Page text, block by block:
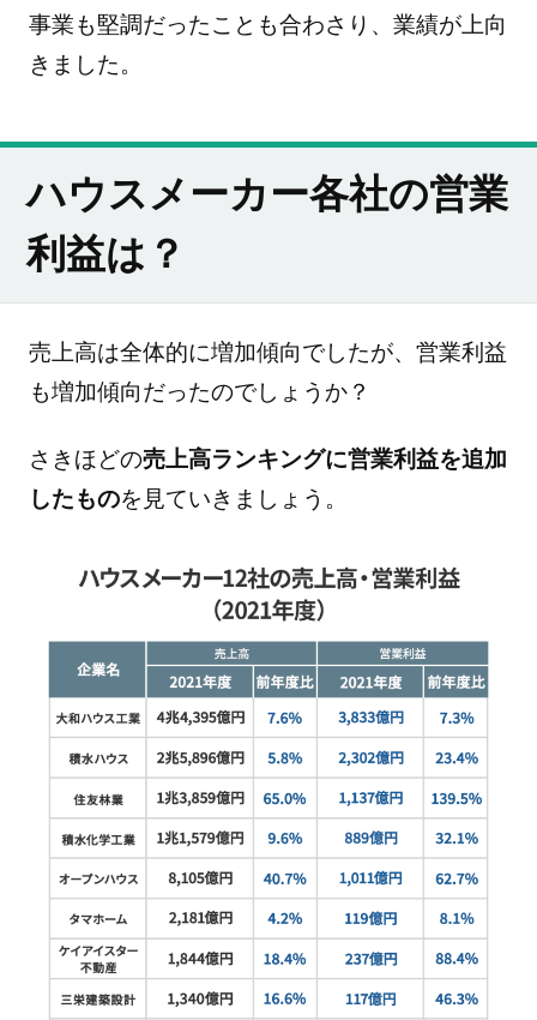
事業も堅調だったことも合わさり、業績が上向
きました。
ハウスメーカー各社の営業
利益は？
売上高は全体的に増加傾向でしたが、営業利益
も増加傾向だったのでしょうか？
さきほどの売上高ランキングに営業利益を追加
したものを見ていきましょう。